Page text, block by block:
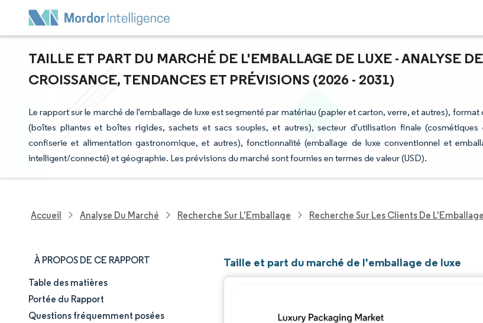
TAILLE ET PART DU MARCHÉ DE L'EMBALLAGE DE LUXE - ANALYSE
CROISSANCE, TENDANCES ET PRÉVISIONS (2026 - 2031)
Le rapport sur le marché de l'emballage de luxe est segmenté par matériau (papier et carton, verre, et autres), format
(boîtes pliantes et boîtes rigides, sachets et sacs souples, et autres), secteur d'utilisation finale (cosmétiques
confiserie et alimentation gastronomique, et autres), fonctionnalité (emballage de luxe conventionnel et
intelligent/connecté) et géographie. Les prévisions du marché sont fournies en termes de valeur (USD).
Accueil Analyse Du Marché Recherche Sur L'Emballage Recherche Sur Les Clients De L'Emballage
À PROPOS DE CE RAPPORT
Taille et part de marché
Analyse du marché
Table des matières
Portée du Rapport
Questions fréquemment posées
Taille et part du marché de l'emballage de luxe